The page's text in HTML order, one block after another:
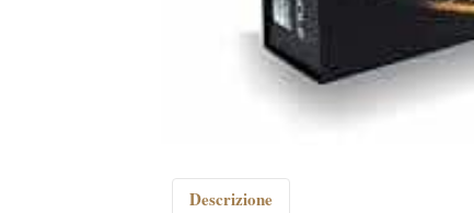
Descrizione